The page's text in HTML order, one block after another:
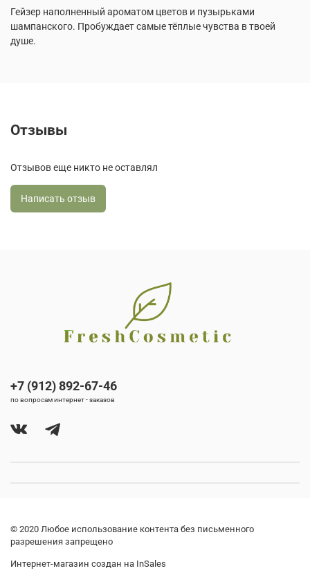
Гейзер наполненный ароматом цветов и пузырьками
шампанского. Пробуждает самые тёплые чувства в твоей
душе.
Отзывы
Отзывов еще никто не оставлял
Написать отзыв
+7 (912) 892-67-46
по вопросам интернет - заказов
© 2020 Любое использование контента без письменного
разрешения запрещено
Интернет-магазин создан на InSales